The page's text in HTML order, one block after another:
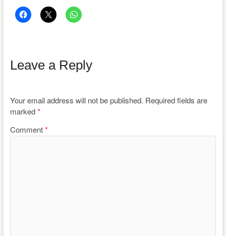
Leave a Reply
Your email address will not be published. Required fields are
marked*
Comment*